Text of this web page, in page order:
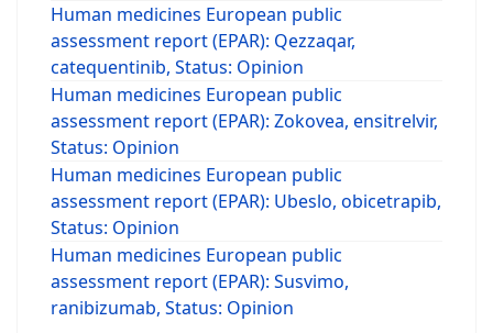
Human medicines European public
assessment report (EPAR): Qezzaqar,
catequentinib, Status: Opinion
Human medicines European public
assessment report (EPAR): Zokovea, ensitrelvir,
Status: Opinion
Human medicines European public
assessment report (EPAR): Ubeslo, obicetrapib,
Status: Opinion
Human medicines European public
assessment report (EPAR): Susvimo,
ranibizumab, Status: Opinion